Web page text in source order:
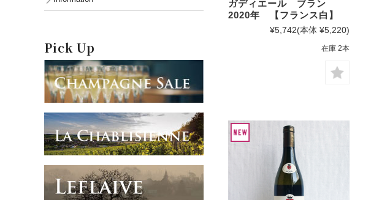
ガディエール ブラン
2020年 【フランス白】
¥5,742(本体 ¥5,220)
在庫 2本
Pick Up